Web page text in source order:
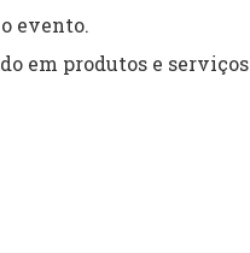
evento.
em produtos e serviços